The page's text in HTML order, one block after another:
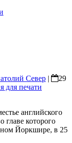
Север |
29
для печати
английского
главе которого
Йоркшире, в 25